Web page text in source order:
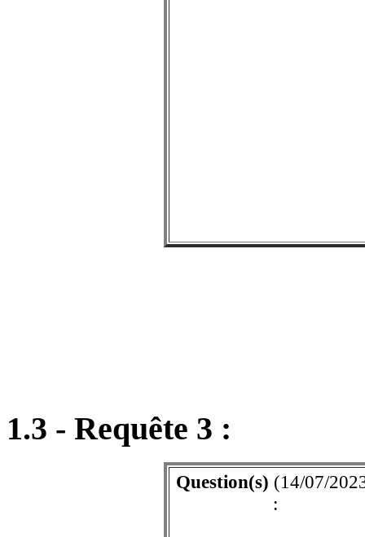
1.3 - Requête 3 :
Question(s) (14/07/
: